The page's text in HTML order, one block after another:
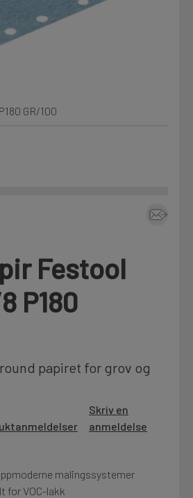
og branntetting
til sporing av ordre
NYHET
GR/100
Festool
P180
papiret for grov og
Skriv en
anmeldelse
malingssystemer
for VOC-lakk